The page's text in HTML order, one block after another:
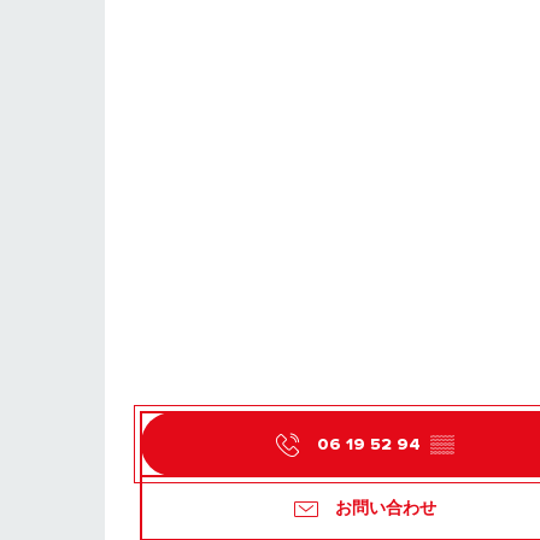
06 19 52 94 ▒▒
お問い合わせ